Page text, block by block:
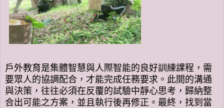
戶外教育是集體智慧與人際智能的良好訓練課程，需
要眾人的協調配合，才能完成任務要求。此間的溝通
與決策，往往必須在反覆的試驗中靜心思考，歸納整
合出可能之方案，並且執行後再修正。最終，找到當